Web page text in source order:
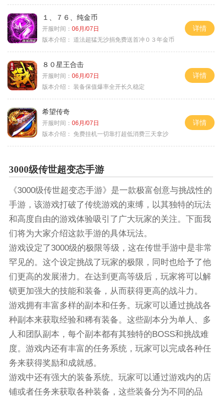
１、７６、纯金币
开服时间： 06月/07日
版本介绍： 道法超猛无沙捐免费送首冲０３年金币
详情
８０星王合击
开服时间： 06月/07日
版本介绍： 装备保值爆率全开长久稳定
详情
希望传奇
开服时间： 06月/07日
版本介绍： 免费挂机一切靠打超低消费三天拿沙
详情
3000级传世超变态手游
《3000级传世超变态手游》是一款极富创意与挑战性的
手游，该游戏打破了传统游戏的束缚，以其独特的玩法
和高度自由的游戏体验吸引了广大玩家的关注。下面我
们将为大家介绍这款手游的具体玩法。
游戏设定了3000级的极限等级，这在传世手游中是非常
罕见的。这个设定挑战了玩家的极限，同时也给予了他
们更高的发展潜力。在达到更高等级后，玩家将可以解
锁更加强大的技能和装备，从而获得更高的战斗力。
游戏拥有丰富多样的副本和任务。玩家可以通过挑战各
种副本来获取经验和稀有装备。这些副本分为单人、多
人和团队副本，每个副本都有其独特的BOSS和挑战难
度。游戏内还有丰富的任务系统，玩家可以完成各种任
务来获得奖励和成就感。
游戏中还有强大的装备系统。玩家可以通过游戏内的店
铺或者任务来获取各种装备，这些装备分为不同的品